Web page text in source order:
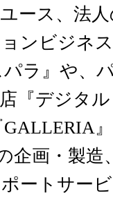
ース、法
ンビジネ
ラ』や、
『デジタ
企画・製
ートサー